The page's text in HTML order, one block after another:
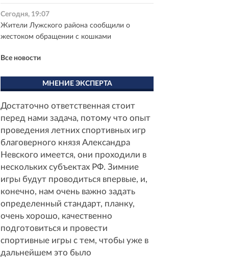
Сегодня, 19:07
Жители Лужского района сообщили о
жестоком обращении с кошками
Все новости
МНЕНИЕ ЭКСПЕРТА
Достаточно ответственная стоит
перед нами задача, потому что опыт
проведения летних спортивных игр
благоверного князя Александра
Невского имеется, они проходили в
нескольких субъектах РФ. Зимние
игры будут проводиться впервые, и,
конечно, нам очень важно задать
определенный стандарт, планку,
очень хорошо, качественно
подготовиться и провести
спортивные игры с тем, чтобы уже в
дальнейшем это было